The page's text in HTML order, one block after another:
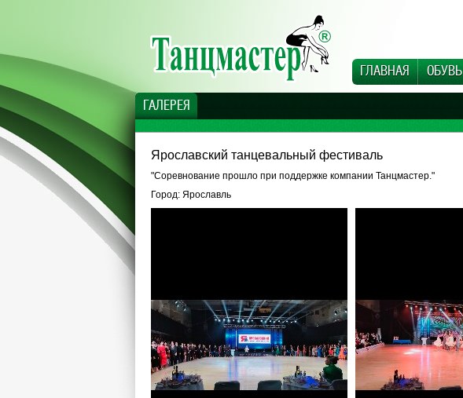
ГЛАВНАЯ ОБУВЬ
ГАЛЕРЕЯ
Ярославский танцевальный фестиваль
"Соревнование прошло при поддержке компании Танцмастер."
Город: Ярославль